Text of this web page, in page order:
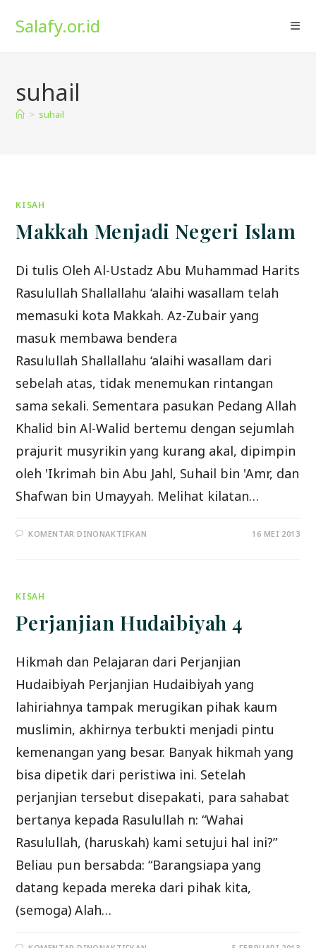
Salafy.or.id
suhail
> suhail
KISAH
Makkah Menjadi Negeri Islam
Di tulis Oleh Al-Ustadz Abu Muhammad Harits
Rasulullah Shallallahu ‘alaihi wasallam telah
memasuki kota Makkah. Az-Zubair yang
masuk membawa bendera
Rasulullah Shallallahu ‘alaihi wasallam dari
sebelah atas, tidak menemukan rintangan
sama sekali. Sementara pasukan Pedang Allah
Khalid bin Al-Walid bertemu dengan sejumlah
prajurit musyrikin yang kurang akal, dipimpin
oleh 'Ikrimah bin Abu Jahl, Suhail bin 'Amr, dan
Shafwan bin Umayyah. Melihat kilatan…
KOMENTAR DINONAKTIFKAN 16 MEI 2013
KISAH
Perjanjian Hudaibiyah 4
Hikmah dan Pelajaran dari Perjanjian
Hudaibiyah Perjanjian Hudaibiyah yang
lahiriahnya tampak merugikan pihak kaum
muslimin, akhirnya terbukti menjadi pintu
kemenangan yang besar. Banyak hikmah yang
bisa dipetik dari peristiwa ini. Setelah
perjanjian tersebut disepakati, para sahabat
bertanya kepada Rasulullah n: “Wahai
Rasulullah, (haruskah) kami setujui hal ini?”
Beliau pun bersabda: “Barangsiapa yang
datang kepada mereka dari pihak kita,
(semoga) Alah…